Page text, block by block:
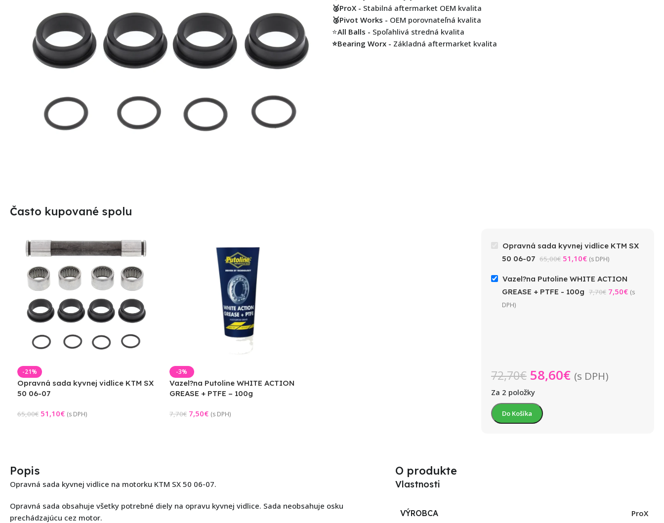
🥈ProX - Stabilná aftermarket OEM kvalita
🥉Pivot Works - OEM porovnateľná kvalita
⭐All Balls - Spoľahlivá stredná kvalita
⭐Bearing Worx - Základná aftermarket kvalita
Často kupované spolu
-21%
Opravná sada kyvnej vidlice KTM SX
50 06-07
65,00€ 51,10€ (s DPH)
-3%
Vazel?na Putoline WHITE ACTION
GREASE + PTFE – 100g
7,70€ 7,50€ (s DPH)
Opravná sada kyvnej vidlice KTM SX
50 06-07 65,00€ 51,10€ (s DPH)
Vazel?na Putoline WHITE ACTION
GREASE + PTFE - 100g 7,70€ 7,50€ (s
DPH)
72,70€ 58,60€ (s DPH)
Za 2 položky
Do Košíka
Popis
Opravná sada kyvnej vidlice na motorku KTM SX 50 06-07.
Opravná sada obsahuje všetky potrebné diely na opravu kyvnej vidlice. Sada neobsahuje osku
prechádzajúcu cez motor.
O produkte
Vlastnosti
VÝROBCA ProX